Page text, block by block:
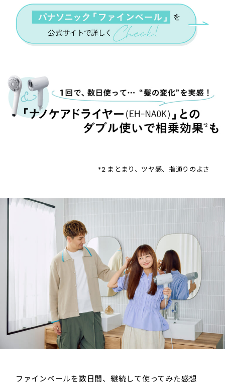
*2 まとまり、ツヤ感、指通りのよさ
――ファインベールを数日間、継続して使ってみた感想